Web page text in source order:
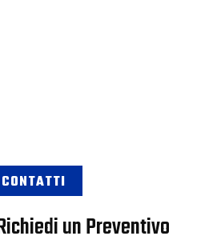
CONTATTI
un Preventivo